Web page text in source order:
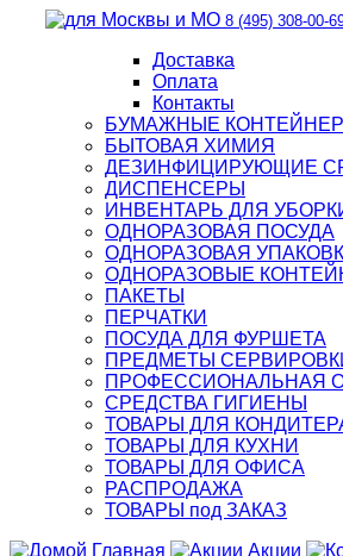
8 (495) 308-00-
Доставка
Оплата
Контакты
БУМАЖНЫЕ
БЫТОВАЯ ХИМИЯ
ДЕЗИНФИЦИРУЮЩИЕ
ДИСПЕНСЕРЫ
ИНВЕНТАРЬ ДЛЯ
ОДНОРАЗОВАЯ ПОСУДА
ОДНОРАЗОВАЯ
ОДНОРАЗОВЫЕ
ПАКЕТЫ
ПЕРЧАТКИ
ПОСУДА ДЛЯ ФУРШЕТА
ПРЕДМЕТЫ
ПРОФЕССИОНАЛЬНАЯ
СРЕДСТВА ГИГИЕНЫ
ТОВАРЫ ДЛЯ
ТОВАРЫ ДЛЯ КУХНИ
ТОВАРЫ ДЛЯ ОФИСА
РАСПРОДАЖА
ТОВАРЫ под ЗАКАЗ
Главная
Акции